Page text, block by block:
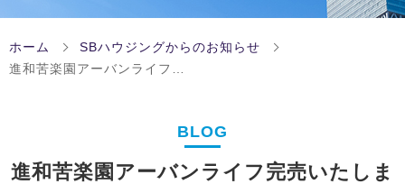
当社のサービスラインナップ
できるだけ高く売りたい方
すぐにでも現金化したい方
【不動産買取】
これまでの実績
お客様の声
会社案内
ホーム
SBハウジングからのお知らせ
進和苦楽園アーバンライフ…
BLOG
進和苦楽園アーバンライフ完売いたしま